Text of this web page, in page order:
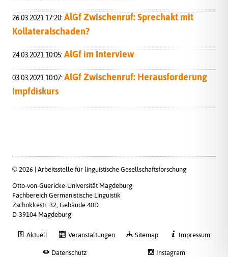
26.03.2021 17:20: AlGf Zwischenruf: Sprechakt mit
Kollateralschaden?
24.03.2021 10:05: AlGf im Interview
03.03.2021 10:07: AlGf Zwischenruf: Herausforderung
Impfdiskurs
© 2026 | Arbeitsstelle für linguistische Gesellschaftsforschung
Otto-von-Guericke-Universität Magdeburg
Fachbereich Germanistische Linguistik
Zschokkestr. 32, Gebäude 40D
D-39104 Magdeburg
Aktuell Veranstaltungen Sitemap Impressum
Datenschutz Instagram